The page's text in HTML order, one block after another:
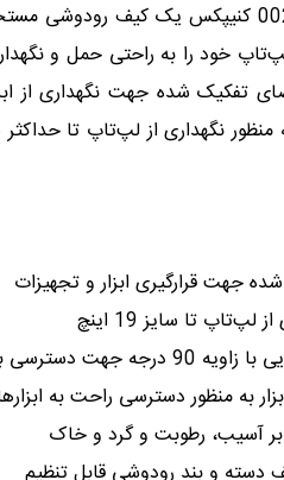
کنیپکس یک کیف رو‌دوشی
دارای 47 فضای تفکیک شده جهت
تا سایز 19 اینچ
بهتر به ابزار‌ها
به منظور دسترسی راحت به
آسیب، رطوبت و گرد و خاک
و بند رود‌وشی قابل تنظیم